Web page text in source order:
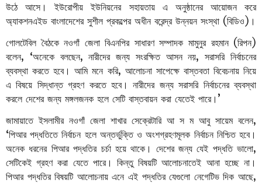
উঠে
আসে। ইউরোপীয় ইউনিয়নের সহায়তায় এ অনুষ্ঠানের আয়োজন
করে
অ্যাকশনএইড বাংলাদেশের সুশীল প্রকল্পের অধীন বরেন্দ্র উন্নয়ন সংস্থা (বিডিও) ।
গোলটেবিল বৈঠকে নওগাঁ জেলা বিএনপির সাধারণ সম্পাদক মামুনুর রহমান(রিপন)
বলেন, ‘অনেকে বলছেন,নারীদের জন্য সংরক্ষিত আসন নয়,সরাসরি নির্বাচনের
ব্যবস্থা করতে হবে। আমি মনে করি, আলোচনা সাপেক্ষে বাস্তবতা বিবেচনায় নিয়ে
এ বিষয়ে সিদ্ধান্ত গ্রহণ করতে হবে। নারীদের জন্য সরাসরি নির্বাচনের ব্যবস্থা
করলে দেশের জন্য মঙ্গলজনক হলে সেটি বাস্তবায়ন করা যেতেই পারে। ’
জামায়াতে ইসলামীর নওগাঁ জেলা শাখার সেক্রেটারি আ স ম আবু সায়েম বলেন,
‘পিআর পদ্ধতিতে নির্বাচন হলে অন্তর্ভুক্তি ও অংশগ্রহণমূলক নির্বাচন নিশ্চিত হবে।
অনেক ধরনের পিআর পদ্ধতির চর্চা হয়ে থাকে। দেশের জন্য যেই পদ্ধতি ভালো,
সেটিকেই গ্রহণ করা যেতে পারে। কিন্তু বিষয়টি আলোচনাতেই আনা হচ্ছে না।
পিআর পদ্ধতির বিষয়টি আলোচনায় এনে এই পদ্ধতির যেগুলো নেগেটিভ দিক আছে,